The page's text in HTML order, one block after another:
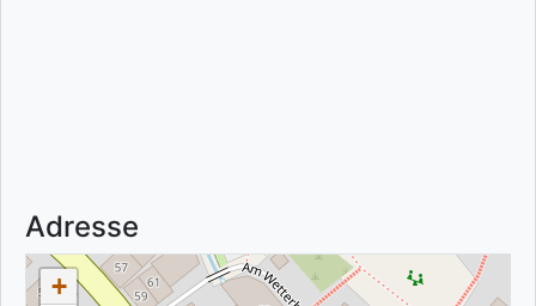
Adresse
+